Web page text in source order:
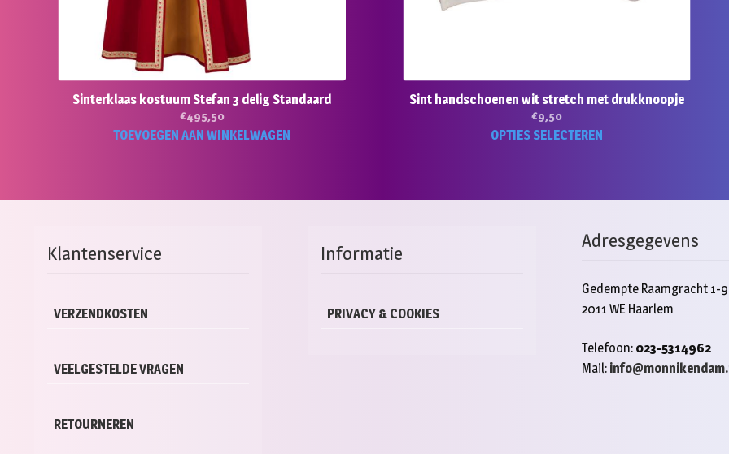
Sinterklaas kostuum Stefan 3 delig Standaard
€495,50
TOEVOEGEN AAN WINKELWAGEN
Sint handschoenen wit stretch met drukknoopje
€9,50
OPTIES SELECTEREN
optie
worden
Klantenservice
VERZENDKOSTEN
VEELGESTELDE VRAGEN
RETOURNEREN
Informatie
PRIVACY & COOKIES
Adresgegevens
Gedempte Raamgracht 1-9
2011 WE Haarlem
Telefoon: 023-5314962
Mail: